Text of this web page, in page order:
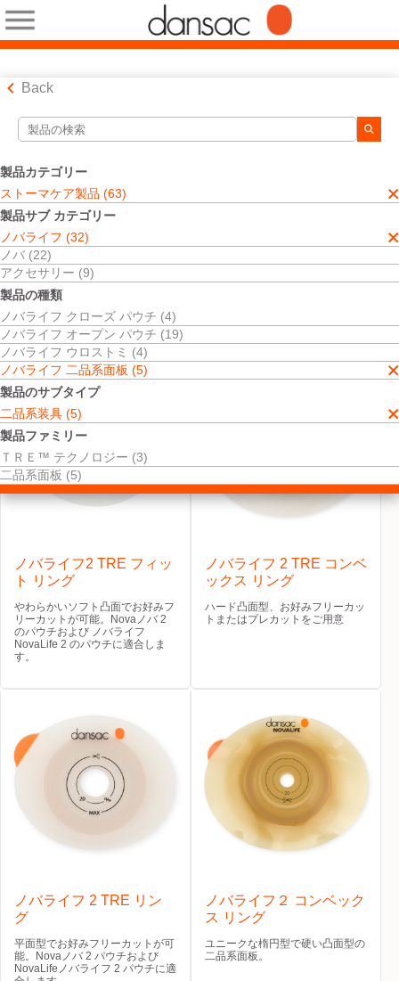
Back
製品カテゴリー
ストーマケア製品 (63)
製品サブ カテゴリー
ノバライフ (32)
ノバ (22)
アクセサリー (9)
製品の種類
ノバライフ クローズ パウチ (4)
ノバライフ オープン パウチ (19)
ノバライフ ウロストミ (4)
ノバライフ 二品系面板 (5)
製品のサブタイプ
二品系装具 (5)
製品ファミリー
ＴＲＥ™ テクノロジー (3)
二品系面板 (5)
検索ツール
検索結果
ストーマケア製品
ノバライフ
ノバライフ 二品系面板
二品系装具
検索結果5件
並べ替え:
ノバライフ2 TRE フィッ
ト リング
やわらかいソフト凸面でお好みフ
リーカットが可能。Novaノバ 2
のパウチおよび ノバライフ
NovaLife 2 のパウチに適合しま
す。
ノバライフ 2 TRE コンベ
ックス リング
ハード凸面型、お好みフリーカッ
トまたはプレカットをご用意
ノバライフ 2 TRE リン
グ
平面型でお好みフリーカットが可
能。Novaノバ 2 パウチおよび
NovaLifeノバライフ 2 パウチに適
ノバライフ２ コンベック
ス リング
ユニークな楕円型で硬い凸面型の
二品系面板。